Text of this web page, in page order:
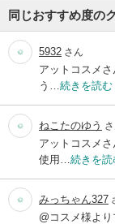
同じおすすめ度の
5932 さん
アットコスメ
う… 続きを読む
ねこたのゆう
アットコスメ
使用… 続きを読
みっちゃん327
@コスメ様よ